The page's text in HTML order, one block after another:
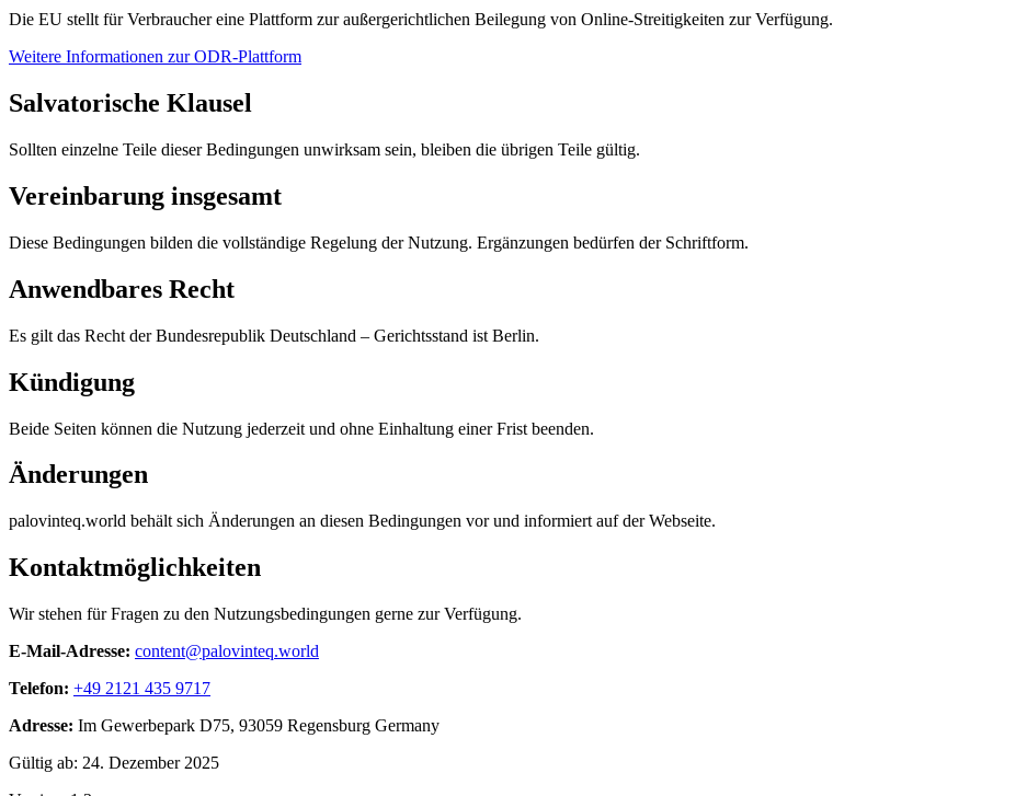
Die EU stellt für Verbraucher eine Plattform zur außergerichtlichen Beilegung von Online-Streitigkeiten zur Verfügung.
Weitere Informationen zur ODR-Plattform
Salvatorische Klausel
Sollten einzelne Teile dieser Bedingungen unwirksam sein, bleiben die übrigen Teile gültig.
Vereinbarung insgesamt
Diese Bedingungen bilden die vollständige Regelung der Nutzung. Ergänzungen bedürfen der Schriftform.
Anwendbares Recht
Es gilt das Recht der Bundesrepublik Deutschland – Gerichtsstand ist Berlin.
Kündigung
Beide Seiten können die Nutzung jederzeit und ohne Einhaltung einer Frist beenden.
Änderungen
palovinteq.world behält sich Änderungen an diesen Bedingungen vor und informiert auf der Webseite.
Kontaktmöglichkeiten
Wir stehen für Fragen zu den Nutzungsbedingungen gerne zur Verfügung.
E-Mail-Adresse: content@palovinteq.world
Telefon: +49 2121 435 9717
Adresse: Im Gewerbepark D75, 93059 Regensburg Germany
Gültig ab: 24. Dezember 2025